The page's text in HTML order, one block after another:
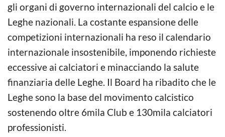
gli organi di governo internazionali del calcio e le
Leghe nazionali. La costante espansione delle
competizioni internazionali ha reso il calendario
internazionale insostenibile, imponendo richieste
eccessive ai calciatori e minacciando la salute
finanziaria delle Leghe. Il Board ha ribadito che le
Leghe sono la base del movimento calcistico
sostenendo oltre 6mila Club e 130mila calciatori
professionisti.